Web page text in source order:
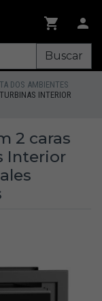
Buscar
DOS AMBIENTES
INTERIOR
2 caras
Interior